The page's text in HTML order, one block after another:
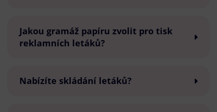
Jakou gramáž papíru zvolit pro tisk
reklamních letáků?
Nabízíte skládání letáků?